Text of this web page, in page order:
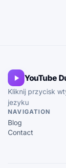
YouTube
Kliknij przycisk
jezyku
NAVIGATION
Blog
Contact